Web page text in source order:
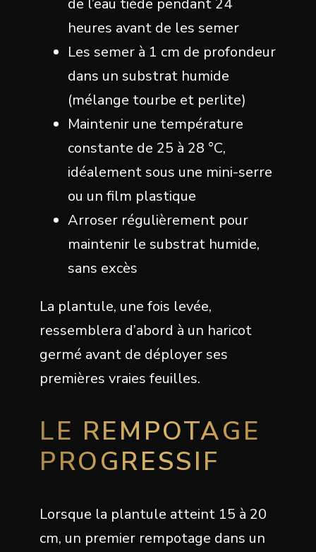
de l’eau tiède pendant 24
heures avant de les semer
Les semer à 1 cm de profondeur
dans un substrat humide
(mélange tourbe et perlite)
Maintenir une température
constante de 25 à 28 °C,
idéalement sous une mini-serre
ou un film plastique
Arroser régulièrement pour
maintenir le substrat humide,
sans excès
La plantule, une fois levée,
ressemblera d’abord à un haricot
germé avant de déployer ses
premières vraies feuilles.
LE REMPOTAGE
PROGRESSIF
Lorsque la plantule atteint 15 à 20
cm, un premier rempotage dans un